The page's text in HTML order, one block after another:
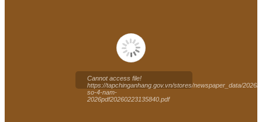
Cannot access file!
https://tapchinganhang.gov.vn/stores/newspaper_data/2026/
so-4-nam-
2026pdf20260223135840.pdf